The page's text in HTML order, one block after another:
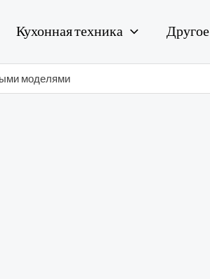
Кухонная техника Другое
моделями